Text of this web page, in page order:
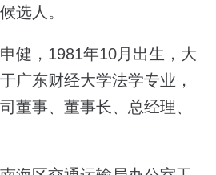
选人。
健，1981年10月出生，大
广东财经大学法学专业，
董事、董事长、总经理、